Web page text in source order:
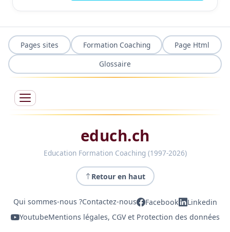
Pages sites Formation Coaching
Page Html
Glossaire
educh.ch
Education Formation Coaching (1997-2026)
Retour en haut
Qui sommes-nous ?Contactez-nous Facebook
Linkedin
YoutubeMentions légales, CGV et Protection des données